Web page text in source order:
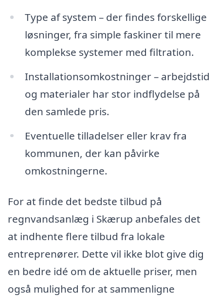
Type af system – der findes forskellige
løsninger, fra simple faskiner til mere
komplekse systemer med filtration.
Installationsomkostninger – arbejdstid
og materialer har stor indflydelse på
den samlede pris.
Eventuelle tilladelser eller krav fra
kommunen, der kan påvirke
omkostningerne.
For at finde det bedste tilbud på
regnvandsanlæg i Skærup anbefales det
at indhente flere tilbud fra lokale
entreprenører. Dette vil ikke blot give dig
en bedre idé om de aktuelle priser, men
også mulighed for at sammenligne